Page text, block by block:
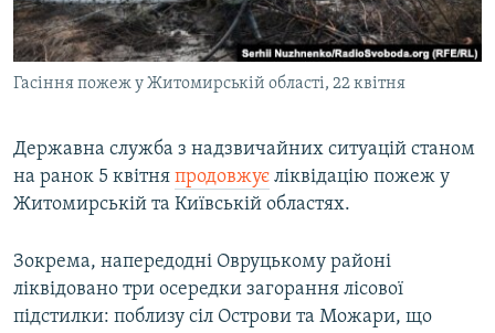
КРИМ РЕАЛІЇ
РУС
КТАТ
ДОЛУЧАЙСЯ!
Гасіння пожеж у Житомирській області, 22 квітня
Державна служба з надзвичайних ситуацій станом
на ранок 5 квітня продовжує ліквідацію пожеж у
Житомирській та Київській областях.
Зокрема, напередодні Овруцькому районі
ліквідовано три осередки загорання лісової
підстилки: поблизу сіл Острови та Можари, що